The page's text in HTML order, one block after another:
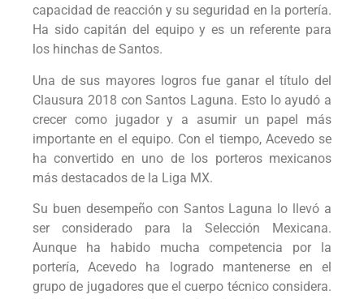
capacidad de reacción y su seguridad en la portería.
Ha sido capitán del equipo y es un referente para
los hinchas de Santos.
Una de sus mayores logros fue ganar el título del
Clausura 2018 con Santos Laguna. Esto lo ayudó a
crecer como jugador y a asumir un papel más
importante en el equipo. Con el tiempo, Acevedo se
ha convertido en uno de los porteros mexicanos
más destacados de la Liga MX.
Su buen desempeño con Santos Laguna lo llevó a
ser considerado para la Selección Mexicana.
Aunque ha habido mucha competencia por la
portería, Acevedo ha logrado mantenerse en el
grupo de jugadores que el cuerpo técnico considera.